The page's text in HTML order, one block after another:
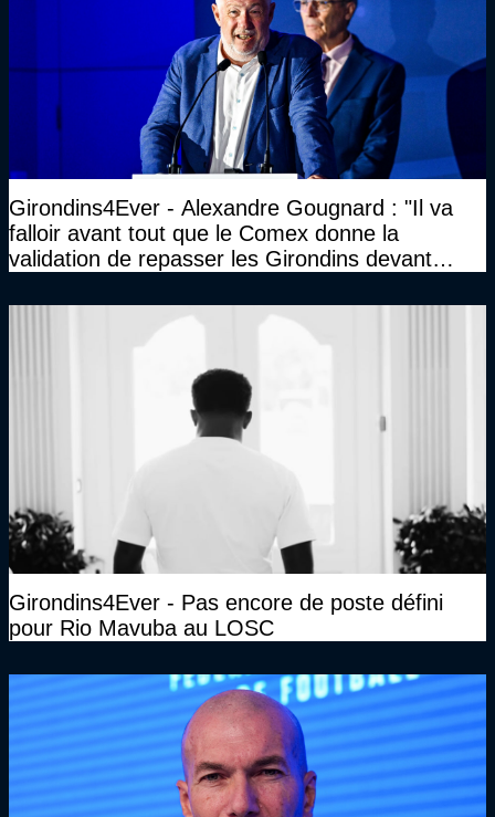
Girondins4Ever - Alexandre Gougnard : "Il va
falloir avant tout que le Comex donne la
validation de repasser les Girondins devant
Girondins4Ever - Pas encore de poste défini
pour Rio Mavuba au LOSC